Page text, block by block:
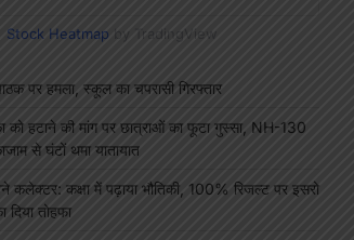
Stock Heatmap by TradingView
पर हमला, स्कूल का चपरासी गिरफ्तार
को हटाने की मांग पर छात्राओं का फूटा गुस्सा, NH-130
से घंटों थमा यातायात
कलेक्टर: कक्षा में पढ़ाया भौतिकी, 100% रिजल्ट पर इसरो
दिया तोहफा